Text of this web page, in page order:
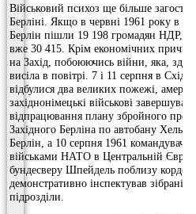
Військовий психоз ще більше
Берліні. Якщо в червні 1961 року в
Берлін пішли 19 198 громадян НДР,
вже 30 415. Крім економічних причин
на Захід, побоюючись війни, яка,
висіла в повітрі. 7 і 11 серпня в
відбулися два великих пожежі,
західнонімецькі військові
відпрацювання плану збройного
Західного Берліна по автобану
Берлін, а 10 серпня 1961 командувач
військами НАТО в Центральній
бундесверу Шпейдель поблизу
демонстративно інспектував зібрані
підрозділи.